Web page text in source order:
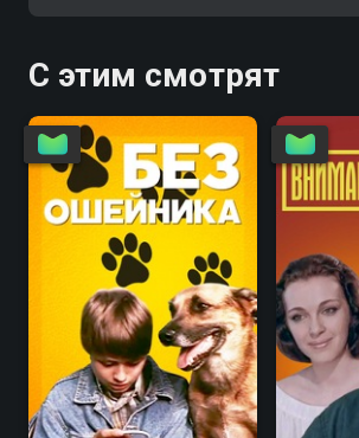
С этим смотрят
6.7 4.6 5.6